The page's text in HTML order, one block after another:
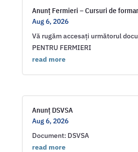
Anunț Fermieri – Cursuri de
Aug 6, 2026
Vă rugăm accesați următorul
PENTRU FERMIERI
read more
Anunț DSVSA
Aug 6, 2026
Document: DSVSA
read more